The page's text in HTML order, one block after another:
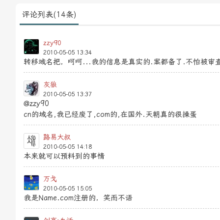
评论列表(14条)
zzy90
2010-05-05 13:34
转移域名把，呵呵...我的信息是真实的.案都备了.不怕被审
灰狼
2010-05-05 13:37
@zzy90
cn的域名,我已经废了,com的,在国外.天朝真的很操蛋
路易大叔
2010-05-05 14:18
本来就可以预料到的事情
万戈
2010-05-05 15:05
我是Name.com注册的，笑而不语